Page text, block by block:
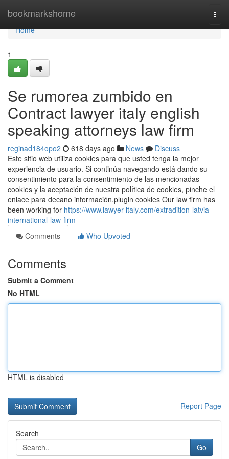
bookmarkshome
Home
Home
1
Se rumorea zumbido en
Contract lawyer italy english
speaking attorneys law firm
reginad184opo2 618 days ago News
Discuss
Este sitio web utiliza cookies para que usted tenga la mejor
experiencia de usuario. Si continúa navegando está dando su
consentimiento para la consentimiento de las mencionadas
cookies y la aceptación de nuestra política de cookies, pinche el
enlace para decano información.plugin cookies Our law firm has
been working for https://www.lawyer-italy.com/extradition-latvia-
international-law-firm
Comments
Who Upvoted
Comments
Submit a Comment
No HTML
HTML is disabled
Report Page
Search
Go